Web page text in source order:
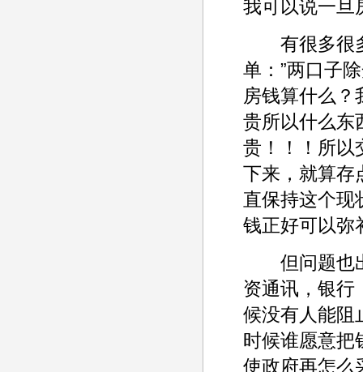
我可以说一旦
有很多很多
单：”两口子
房钱算什么？
贵所以什么东
贵！！！所以
下来，就算存
直保持这个现
钱正好可以弥
但问题也出
资通讯，银行
候没有人能阻
时候谁愿意把
使政府再怎么